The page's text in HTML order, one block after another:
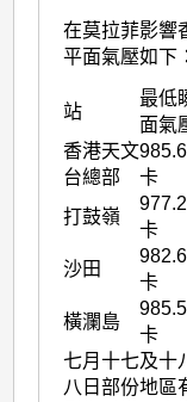
在莫拉菲影響
平面氣壓如下
站
最低
面氣
香港天文
台總部
卡
打鼓嶺
卡
沙田
卡
橫瀾島
卡
七月十七及十
八日部份地區